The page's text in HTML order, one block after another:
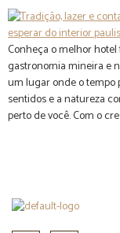
Conheça o melhor
gastronomia mineira e
um lugar onde o tempo
sentidos e a natureza
perto de você. Com o